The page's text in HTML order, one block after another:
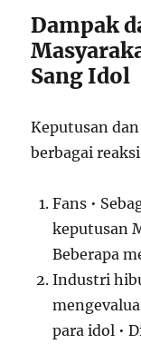
Dampak
Sang Idol
Keputusan
berbagai
Fans •
keputusan
Beberapa
Industri
para idol •